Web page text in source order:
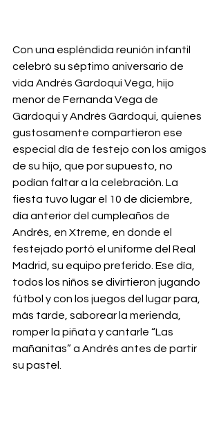
Con una espléndida reunión infantil
celebró su séptimo aniversario de
vida Andrés Gardoqui Vega, hijo
menor de Fernanda Vega de
Gardoqui y Andrés Gardoqui, quienes
gustosamente compartieron ese
especial día de festejo con los amigos
de su hijo, que por supuesto, no
podían faltar a la celebración. La
fiesta tuvo lugar el 10 de diciembre,
día anterior del cumpleaños de
Andrés, en Xtreme, en donde el
festejado portó el uniforme del Real
Madrid, su equipo preferido. Ese día,
todos los niños se divirtieron jugando
fútbol y con los juegos del lugar para,
más tarde, saborear la merienda,
romper la piñata y cantarle “Las
mañanitas” a Andrés antes de partir
su pastel.